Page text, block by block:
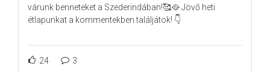
várunk benneteket a Szederindában!🥰🥘 Jövő heti
étlapunkat a kommentekben találjátok! 👇
24 3